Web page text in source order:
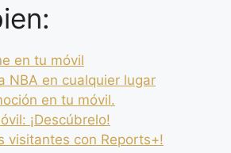
en tu móvil
NBA en cualquier lugar
en tu móvil.
¡Descúbrelo!
visitantes con Reports+!